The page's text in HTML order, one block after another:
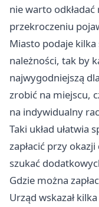
nie warto
przekroczeniu
Miasto podaje
należności, tak by
najwygodniejszą
zrobić na miejscu,
na indywidualny
Taki układ ułatwia
zapłacić przy
szukać
Gdzie można
Urząd wskazał